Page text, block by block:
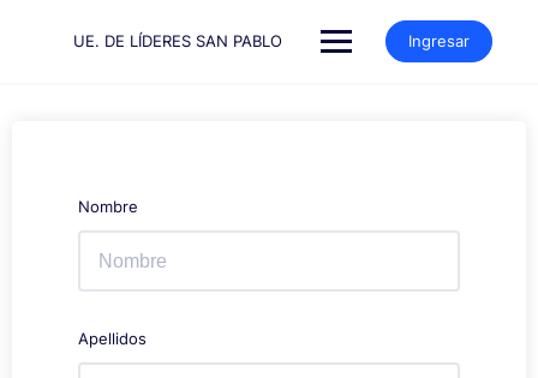
UE. DE LÍDERES SAN PABLO Ingresar
Nombre
Apellidos